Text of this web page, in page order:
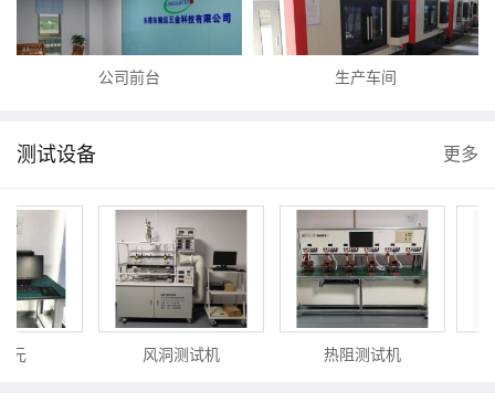
公司前台 生产车间
测试设备 更多
风洞测试机 热阻测试机